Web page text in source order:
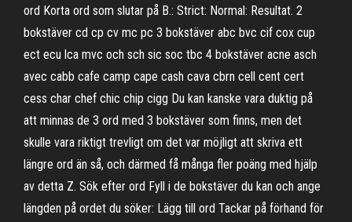
ord Korta ord som slutar på B.: Strict: Normal: Resultat. 2
bokstäver cd cp cv mc pc 3 bokstäver abc bvc cif cox cup
ect ecu lca mvc och sch sic soc tbc 4 bokstäver acne asch
avec cabb cafe camp cape cash cava cbrn cell cent cert
cess char chef chic chip cigg Du kan kanske vara duktig på
att minnas de 3 ord med 3 bokstäver som finns, men det
skulle vara riktigt trevligt om det var möjligt att skriva ett
längre ord än så, och därmed få många fler poäng med hjälp
av detta Z. Sök efter ord Fyll i de bokstäver du kan och ange
längden på ordet du söker: Lägg till ord Tackar på förhand för